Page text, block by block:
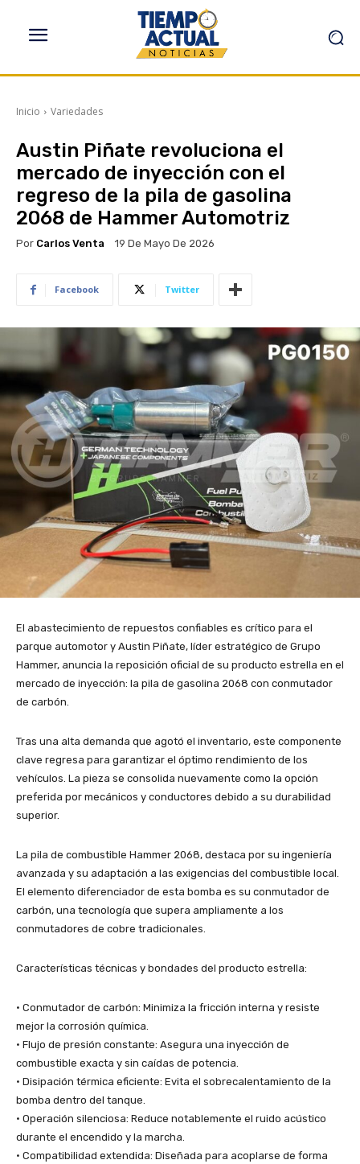
Inicio Variedades
Austin Piñate revoluciona el
mercado de inyección con el
regreso de la pila de gasolina
2068 de Hammer Automotriz
Por Carlos Venta 19 De Mayo De 2026
Facebook Twitter
El abastecimiento de repuestos confiables es crítico para el
parque automotor y Austin Piñate, líder estratégico de Grupo
Hammer, anuncia la reposición oficial de su producto estrella en el
mercado de inyección: la pila de gasolina 2068 con conmutador
de carbón.
Tras una alta demanda que agotó el inventario, este componente
clave regresa para garantizar el óptimo rendimiento de los
vehículos. La pieza se consolida nuevamente como la opción
preferida por mecánicos y conductores debido a su durabilidad
superior.
La pila de combustible Hammer 2068, destaca por su ingeniería
avanzada y su adaptación a las exigencias del combustible local.
El elemento diferenciador de esta bomba es su conmutador de
carbón, una tecnología que supera ampliamente a los
conmutadores de cobre tradicionales.
Características técnicas y bondades del producto estrella:
• Conmutador de carbón: Minimiza la fricción interna y resiste
mejor la corrosión química.
• Flujo de presión constante: Asegura una inyección de
combustible exacta y sin caídas de potencia.
• Disipación térmica eficiente: Evita el sobrecalentamiento de la
bomba dentro del tanque.
• Operación silenciosa: Reduce notablemente el ruido acústico
durante el encendido y la marcha.
• Compatibilidad extendida: Diseñada para acoplarse de forma